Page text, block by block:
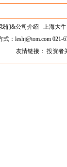
们&公司介绍 上海大牛
：leshj@tom.com
友情链接：投资者